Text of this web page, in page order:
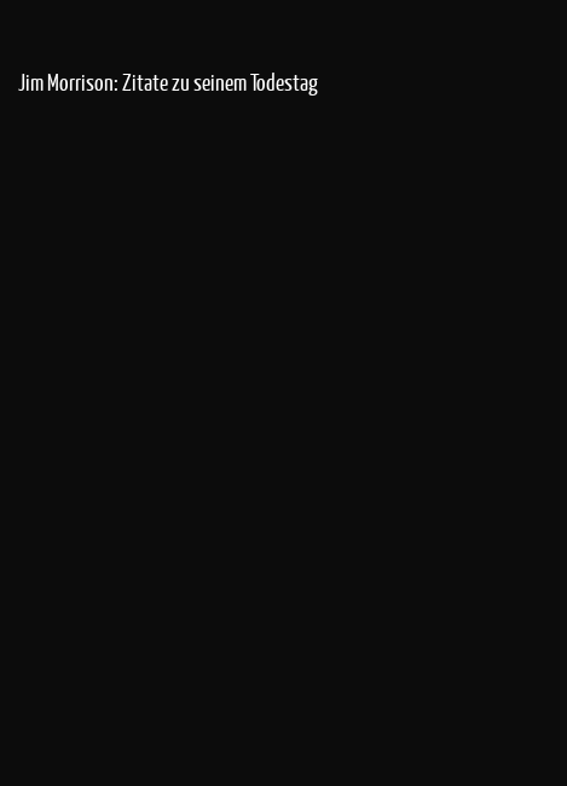
Jim Morrison: Zitate zu seinem Todestag